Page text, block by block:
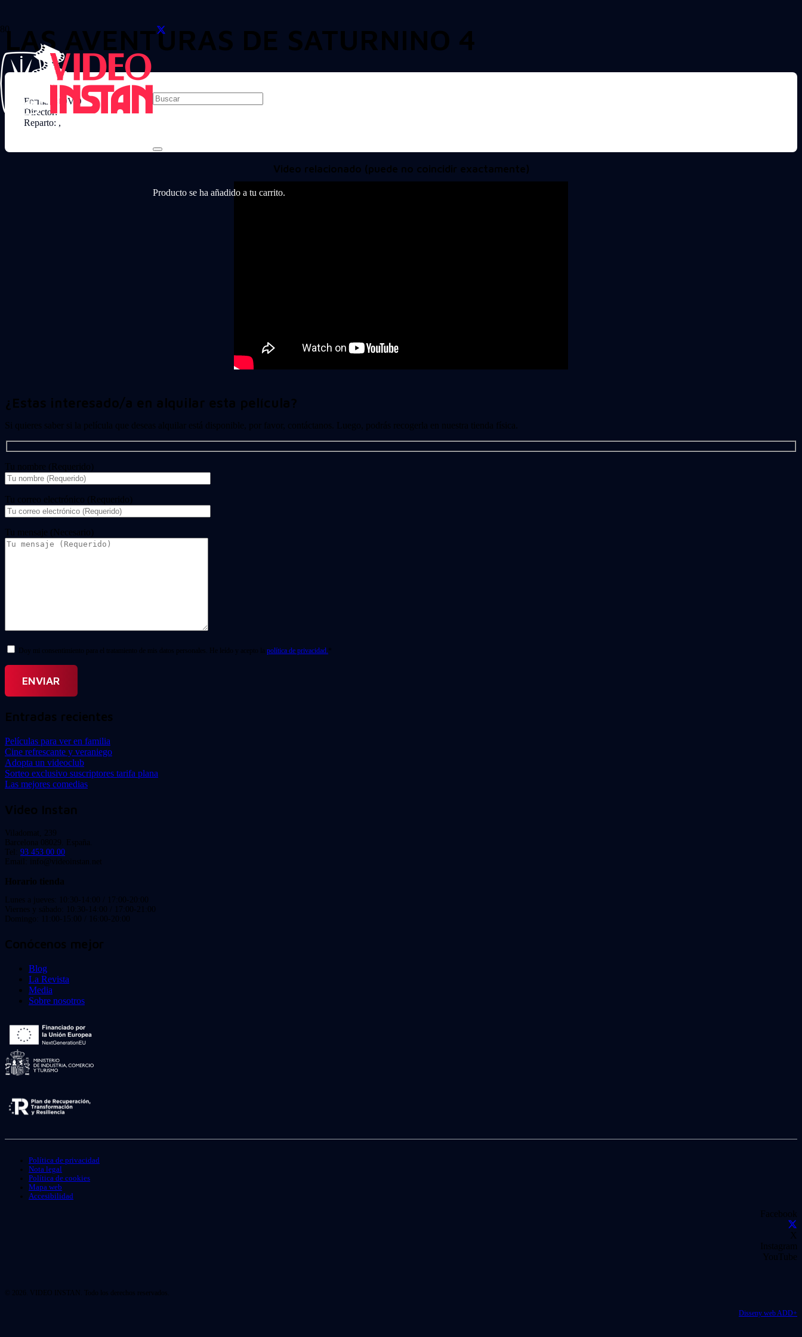
Producto se ha añadido a tu carrito.
LAS AVENTURAS DE SATURNINO 4
Formato: DVD
Director:
Reparto: ,
Video relacionado (puede no coincidir exactamente)
¿Estas interesado/a en alquilar esta película?
Si quieres saber si la película que deseas alquilar está disponible, por favor, contáctanos. Luego, podrás recogerla en nuestra tienda física.
Tu nombre (Requerido)
Tu correo electrónico (Requerido)
Tu mensaje (Necesario)
Doy mi consentimiento para el tratamiento de mis datos personales. He leído y acepto la política de privacidad. *
Entradas recientes
Películas para ver en familia
Cine refrescante y veraniego
Adopta un videoclub
Sorteo exclusivo suscriptores tarifa plana
Las mejores comedias
Video Instan
Viladomat, 239
Barcelona 08029. España.
Tel: 93 453 00 00
Email: info@videoinstan.net
Horario tienda
Lunes a jueves: 10:30-14:00 / 17:00-20:00
Viernes y sábado: 10:30-14:00 / 17:00-21:00
Domingo: 11:00-15:00 / 16:00-20:00
Conócenos mejor
Blog
La Revista
Media
Sobre nosotros
Política de privacidad
Nota legal
Política de cookies
Mapa web
Accesibilidad
Facebook
X
Instagram
YouTube
© 2026. VIDEO INSTAN. Todo los derechos reservados.
Disseny web ADD+